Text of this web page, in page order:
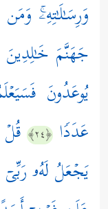
وَرِسَـٰلَـٰتِهِۦۚ
جَهَنَّمَ خَـٰلِدِینَ
یُوعَدُونَ
عَدَدࣰا ﴿٢٤﴾
یَجۡعَلُ لَهُۥ رَبِّیۤ